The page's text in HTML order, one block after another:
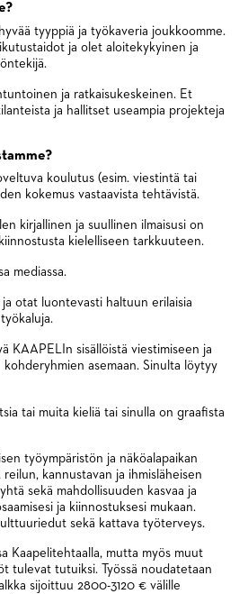
tyyppiä ja työkaveria joukkoomme.
ja olet aloitekykyinen ja
ja ratkaisukeskeinen. Et
ja hallitset useampia projekteja
koulutus (esim. viestintä tai
kokemus vastaavista tehtävistä.
kirjallinen ja suullinen ilmaisusi on
kielelliseen tarkkuuteen.
mediassa.
otat luontevasti haltuun erilaisia
KAAPELIn sisällöistä viestimiseen ja
asemaan. Sinulta löytyy
tai muita kieliä tai sinulla on graafista
työympäristön ja näköalapaikan
kannustavan ja ihmisläheisen
sekä mahdollisuuden kasvaa ja
ja kiinnostuksesi mukaan.
sekä kattava työterveys.
Kaapelitehtaalla, mutta myös muut
tulevat tutuiksi. Työssä noudatetaan
sijoittuu 2800-3120 € välille